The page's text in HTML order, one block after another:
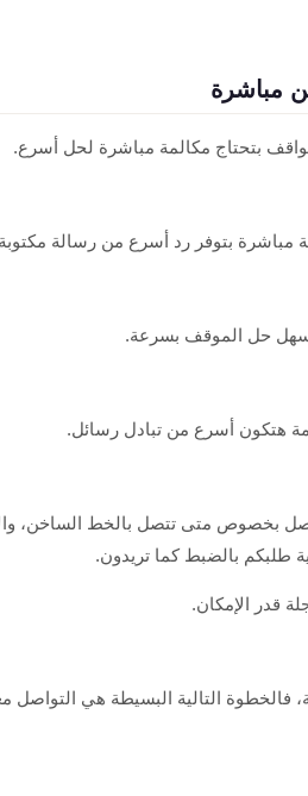
مباشرة
بتحتاج مكالمة مباشرة لحل أسرع.
بتوفر رد أسرع من رسالة
حل الموقف بسرعة.
هتكون أسرع من تبادل رسائل.
بخصوص متى تتصل بالخط الساخن،
طلبكم بالضبط كما تريدون.
قدر الإمكان.
فالخطوة التالية البسيطة هي التواصل